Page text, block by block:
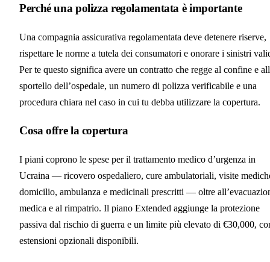
Perché una polizza regolamentata è importante
Una compagnia assicurativa regolamentata deve detenere riserve,
rispettare le norme a tutela dei consumatori e onorare i sinistri
Per te questo significa avere un contratto che regge al confine e
sportello dell’ospedale, un numero di polizza verificabile e una
procedura chiara nel caso in cui tu debba utilizzare la copertura.
Cosa offre la copertura
I piani coprono le spese per il trattamento medico d’urgenza in
Ucraina — ricovero ospedaliero, cure ambulatoriali, visite
domicilio, ambulanza e medicinali prescritti — oltre
medica e al rimpatrio. Il piano Extended aggiunge la protezione
passiva dal rischio di guerra e un limite più elevato di €30,000,
estensioni opzionali disponibili.